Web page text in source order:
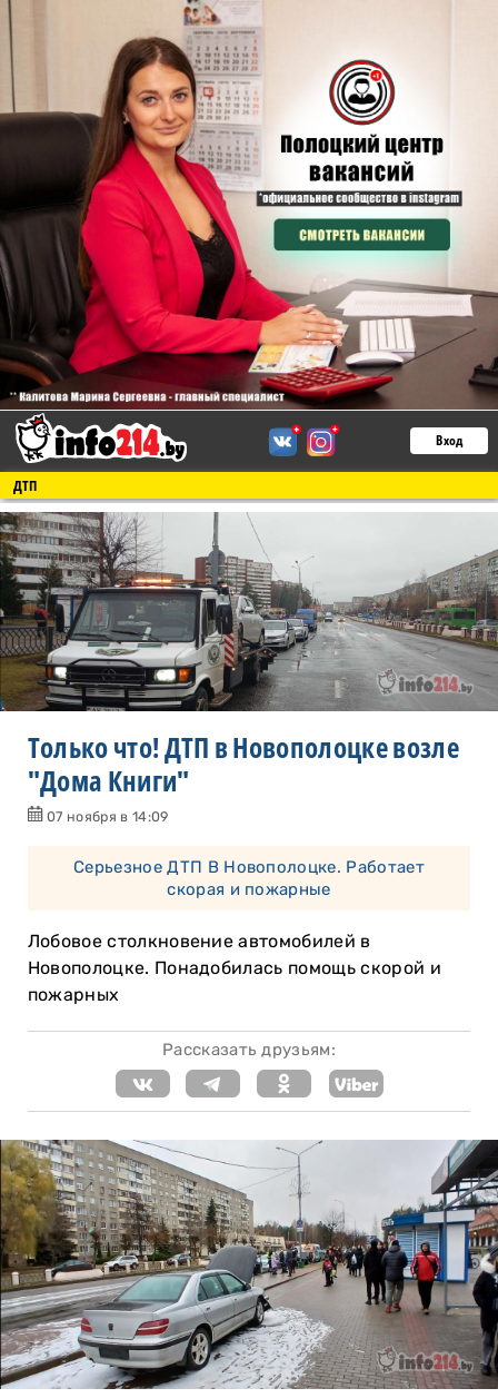
Вход
ДТП
Только что! ДТП в Новополоцке возле
"Дома Книги"
07 ноября в 14:09
Серьезное ДТП В Новополоцке. Работает
скорая и пожарные
Лобовое столкновение автомобилей в
Новополоцке. Понадобилась помощь скорой и
пожарных
Рассказать друзьям: